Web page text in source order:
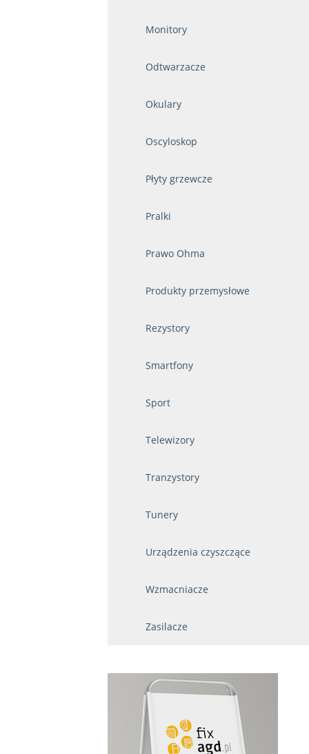
Monitory
Odtwarzacze
Okulary
Oscyloskop
Płyty grzewcze
Pralki
Prawo Ohma
Produkty przemysłowe
Rezystory
Smartfony
Sport
Telewizory
Tranzystory
Tunery
Urządzenia czyszczące
Wzmacniacze
Zasilacze